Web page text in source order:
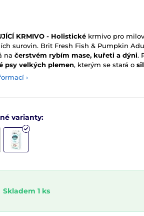
KRMIVO - Holistické krmivo pro
surovin. Brit Fresh Fish & Pumpkin
na čerstvém rybím mase, kuřeti a dýni.
psy velkých plemen, kterým se stará o
›
varianty:
Skladem 1 ks